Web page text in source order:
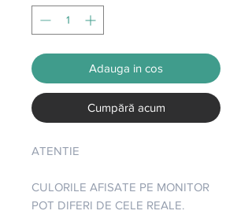
Adauga in cos
Cumpără acum
ATENTIE
CULORILE AFISATE PE MONITOR
POT DIFERI DE CELE REALE.